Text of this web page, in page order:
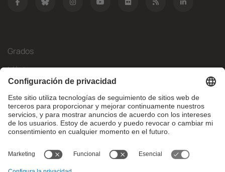
Grados
Másteres
Movilidad Internacional
Investigación
Empresa
¿Qué necesitas?